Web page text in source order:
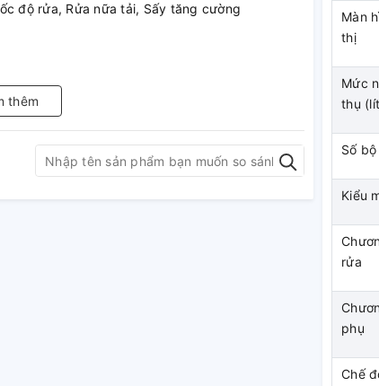
độ rửa, Rửa nữa tải, Sấy tăng cường
thêm
Màn
thị
Mức
thụ
Số
Kiểu
rửa
phụ
Chế